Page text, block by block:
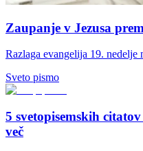
Zaupanje v Jezusa
Razlaga evangelija 19. nedelje
Sveto pismo
5 svetopisemskih
več